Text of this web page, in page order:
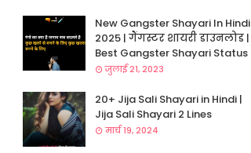
New Gangster Shayari In Hindi
2025 | गैंगस्टर शायरी डाउनलोड |
Best Gangster Shayari Status
जुलाई 21, 2023
20+ Jija Sali Shayari in Hindi |
Jija Sali Shayari 2 Lines
मार्च 19, 2024